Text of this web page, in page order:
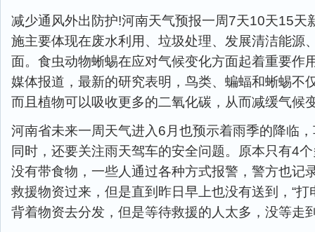
减少通风外出防护!河南天气预报一周7天10天15天
施主要体现在废水利用、垃圾处理、发展清洁能源
面。食虫动物蜥蜴在应对气候变化方面起着重要作
媒体报道，最新的研究表明，鸟类、蝙蝠和蜥蜴不
而且植物可以吸收更多的二氧化碳，从而减缓气候
河南省未来一周天气进入6月也预示着雨季的降临
同时，还要关注雨天驾车的安全问题。原本只有4
没有带食物，一些人通过各种方式报警，警方也记
救援物资过来，但是直到昨日早上也没有送到，“
背着物资去分发，但是等待救援的人太多，没等走